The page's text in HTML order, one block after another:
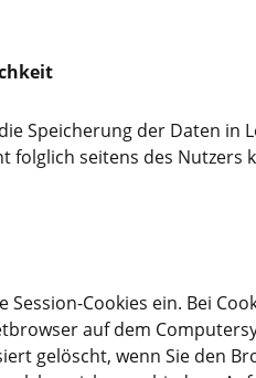
Speicherung der Daten in
folglich seitens des Nutzers
Cookies ein. Bei
auf dem
gelöscht, wenn Sie den